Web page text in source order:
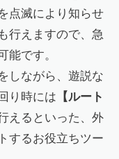
点滅により知らせ
行えますので、急
能です。
しながら、遊説な
り時には 【ルート
えるといった、外
するお役立ちツー